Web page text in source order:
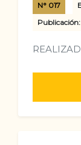
N° 017